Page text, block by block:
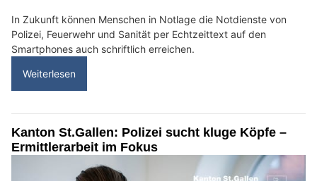
In Zukunft können Menschen in Notlage die Notdienste von
Polizei, Feuerwehr und Sanität per Echtzeittext auf den
Smartphones auch schriftlich erreichen.
Weiterlesen
Kanton St.Gallen: Polizei sucht kluge Köpfe –
Ermittlerarbeit im Fokus